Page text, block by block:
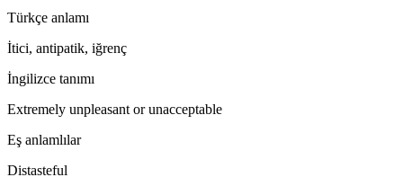
Türkçe anlamı
İtici, antipatik, iğrenç
İngilizce tanımı
Extremely unpleasant or unacceptable
Eş anlamlılar
Distasteful